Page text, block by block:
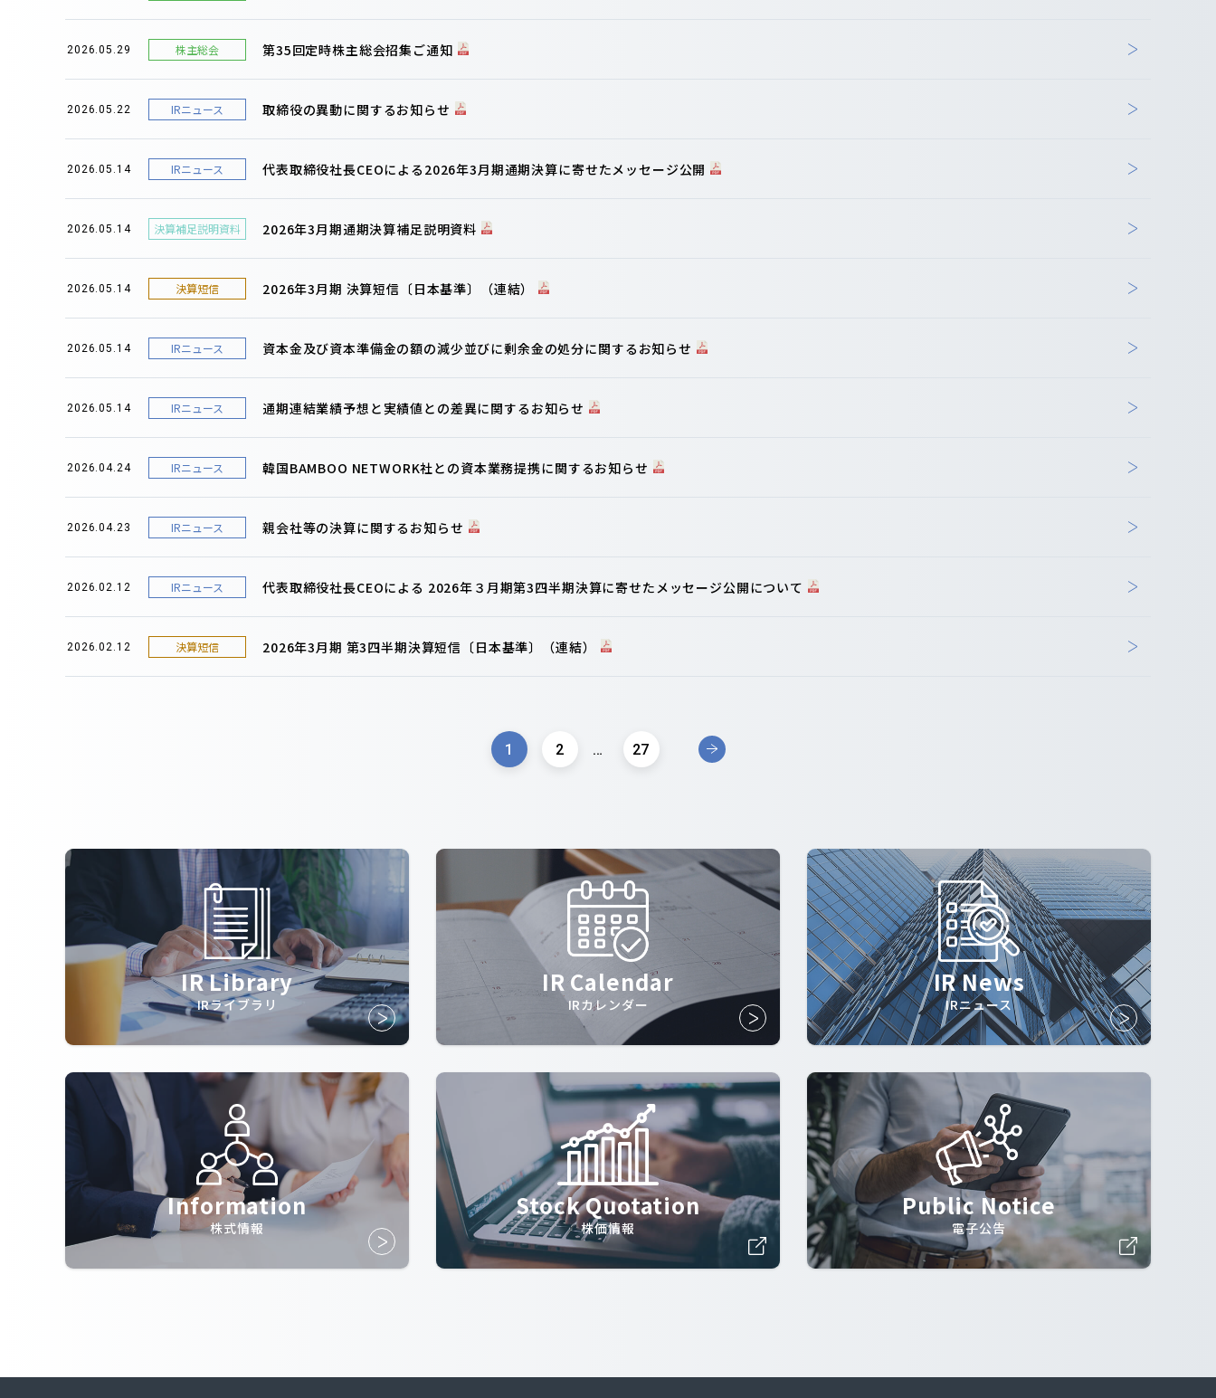
2026.05.29 株主総会 第35回定時株主総会招集ご通知
2026.05.22 IRニュース 取締役の異動に関するお知らせ
2026.05.14 IRニュース 代表取締役社長CEOによる2026年3月期通期決算に寄せたメッセージ公開
2026.05.14 決算補足説明資料 2026年3月期通期決算補足説明資料
2026.05.14 決算短信 2026年3月期 決算短信〔日本基準〕（連結）
2026.05.14 IRニュース 資本金及び資本準備金の額の減少並びに剰余金の処分に関するお知らせ
2026.05.14 IRニュース 通期連結業績予想と実績値との差異に関するお知らせ
2026.04.24 IRニュース 韓国BAMBOO NETWORK社との資本業務提携に関するお知らせ
2026.04.23 IRニュース 親会社等の決算に関するお知らせ
2026.02.12 IRニュース 代表取締役社長CEOによる 2026年３月期第3四半期決算に寄せたメッセージ公開について
2026.02.12 決算短信 2026年3月期 第3四半期決算短信〔日本基準〕（連結）
1 2 … 27
IR Library
IRライブラリ
IR Calendar
IRカレンダー
IR News
IRニュース
Information
株式情報
Stock Quotation
株価情報
Public Notice
電子公告